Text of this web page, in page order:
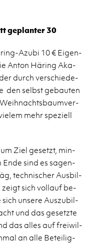
ge­plan­ter 30
Azu­bi 10 € Ei­gen­
Anton Hä­ring Aka­
durch ver­schie­de­
den selbst ge­bau­ten
mehr spe­zi­ell
Ziel ge­setzt, min­
Ende sind es sa­gen­
tech­ni­scher Aus­bil­
zeigt sich voll­auf be­
sich un­se­re Aus­zu­bil­
und das ge­setz­te
das alles auf frei­wil­
an alle Be­tei­lig­